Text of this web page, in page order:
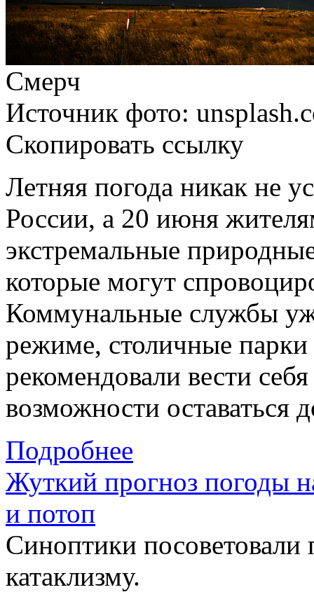
Смерч
Источник фото:
Скопировать ссылку
Летняя погода никак не
России, а 20 июня
экстремальные
которые могут
Коммунальные службы
режиме, столичные
рекомендовали вести
возможности оставаться
Подробнее
Жуткий прогноз погоды
и потоп
Синоптики посоветовали
катаклизму.